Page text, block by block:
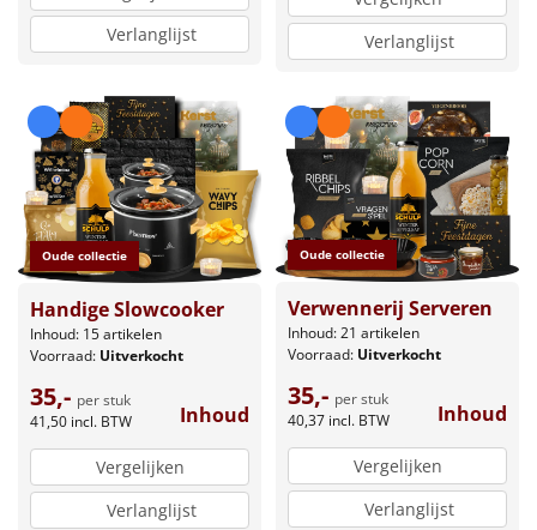
Verlanglijst
Verlanglijst
Oude collectie
Handige Slowcooker
Inhoud: 15 artikelen
Voorraad: Uitverkocht
35,- per stuk
41,50 incl. BTW Inhoud
Vergelijken
Verlanglijst
Oude collectie
Verwennerij Serveren
Inhoud: 21 artikelen
Voorraad: Uitverkocht
35,- per stuk
40,37 incl. BTW Inhoud
Vergelijken
Verlanglijst